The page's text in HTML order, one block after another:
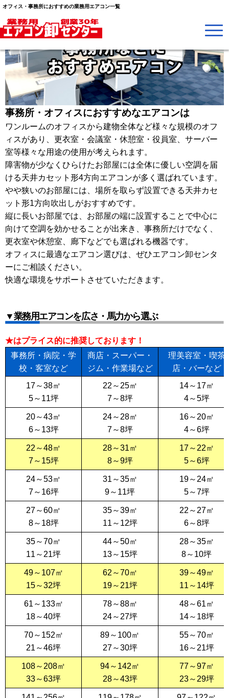
オフィス・事務所におすすめの業務用エアコン一覧
事務所・オフィスにおすすめなエアコンは
ワンルームのオフィスから建物全体など様々な規模のオフ
ィスがあり、更衣室・会議室・休憩室・役員室、サーバー
室等様々な用途の使用が考えられます。
障害物が少なくひらけたお部屋には全体に優しい空調を届
ける天井カセット形4方向エアコンが多く選ばれています。
やや狭いのお部屋には、場所を取らず設置できる天井カセ
ット形1方向吹出しがおすすめです。
縦に長いお部屋では、お部屋の端に設置することで中心に
向けて空調を効かせることが出来き、事務所だけでなく、
更衣室や休憩室、廊下などでも選ばれる機器です。
オフィスに最適なエアコン選びは、ぜひエアコン卸センタ
ーにご相談ください。
快適な環境をサポートさせていただきます。
▼業務用エアコンを広さ・馬力から選ぶ
★はプライス的に推奨しております！
事務所・病院・学
校・客室など
商店・スーパー・
ジム・作業場など
理美容室・喫茶
店・バーなど
17～38㎡
5～11坪
22～25㎡
7～8坪
14～17㎡
4～5坪
20～43㎡
6～13坪
24～28㎡
7～8坪
16～20㎡
4～6坪
22～48㎡
7～15坪
28～31㎡
8～9坪
17～22㎡
5～6坪
24～53㎡
7～16坪
31～35㎡
9～11坪
19～24㎡
5～7坪
27～60㎡
8～18坪
35～39㎡
11～12坪
22～27㎡
6～8坪
35～70㎡
11～21坪
44～50㎡
13～15坪
28～35㎡
8～10坪
49～107㎡
15～32坪
62～70㎡
19～21坪
39～49㎡
11～14坪
61～133㎡
18～40坪
78～88㎡
24～27坪
48～61㎡
14～18坪
70～152㎡
21～46坪
89～100㎡
27～30坪
55～70㎡
16～21坪
108～208㎡
33～63坪
94～142㎡
28～43坪
77～97㎡
23～29坪